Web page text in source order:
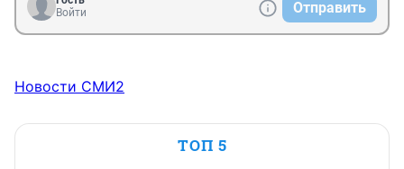
Войти
Отправить
Новости СМИ2
ТОП 5